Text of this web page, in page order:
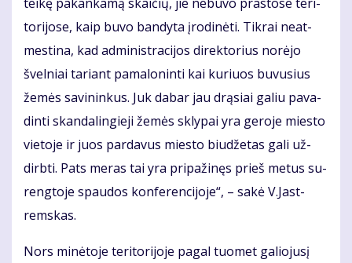
to­ri­jo­se, kaip bu­vo ban­dy­ta įro­di­nė­ti. Tik­rai ne­at­
mes­ti­na, kad ad­mi­nist­ra­ci­jos di­rek­to­rius no­rė­jo
švel­niai ta­riant pa­ma­lo­nin­ti kai ku­riuos bu­vu­sius
že­mės sa­vi­nin­kus. Juk da­bar jau drą­siai ga­liu pa­va­
din­ti skan­da­lin­gie­ji že­mės skly­pai yra ge­ro­je mies­to
vie­to­je ir juos par­da­vus mies­to biu­dže­tas ga­li už­
dirb­ti. Pats me­ras tai yra pri­pa­ži­nęs prieš me­tus su­
reng­to­je spau­dos kon­fe­ren­ci­jo­je“, – sa­kė V.Jast­
rems­kas.
Nors mi­nė­to­je te­ri­to­ri­jo­je pa­gal tuo­met ga­lio­ju­sį